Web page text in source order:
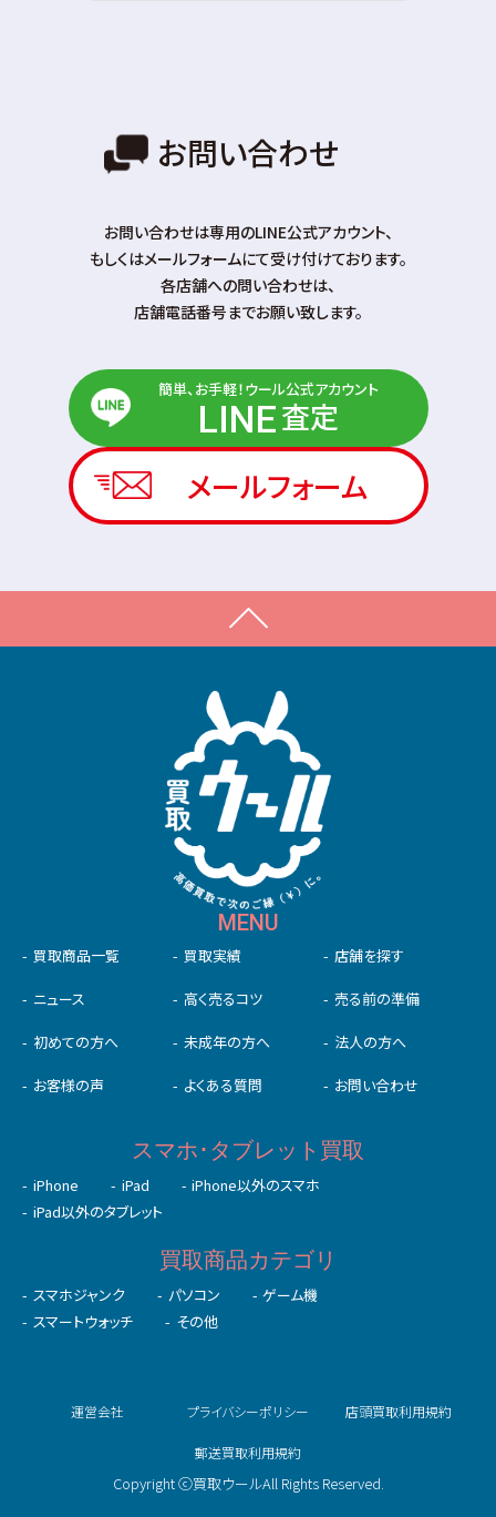
お問い合わせ
お問い合わせは専⽤のLINE公式アカウント、
もしくはメールフォームにて受け付けております。
各店舗への問い合わせは、
店舗電話番号までお願い致します。
簡単、お手軽！ウール公式アカウント
LINE査定
メールフォーム
MENU
買取商品一覧 買取実績 店舗を探す
ニュース 高く売るコツ 売る前の準備
初めての⽅へ 未成年の⽅へ 法人の方へ
お客様の声 よくある質問 お問い合わせ
スマホ･タブレット買取
iPhone iPad
iPhone以外のスマホ
iPad以外のタブレット
買取商品カテゴリ
スマホジャンク パソコン
ゲーム機
スマートウォッチ
その他
Copyright ⓒ買取ウールAll Rights Reserved.
運営会社 プライバシーポリシー 店頭買取利用規約
郵送買取利用規約